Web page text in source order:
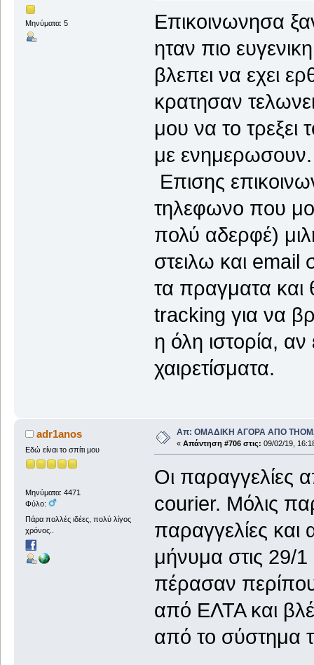
Μηνύματα: 5
Επικοινωνησα
ηταν πιο
βλεπει να εχει
κρατησαν
μου να το τρεξει
με ενημερωσουν.
Επισης
τηλεφωνο που
πολύ αδερφέ)
στειλω και email
τα πραγματα και
tracking για να
η όλη ιστορία,
χαιρετίσματα.
adr1anos
Εδώ είναι το σπίτι μου
Μηνύματα: 4471
Φύλο:
Πάρα πολλές ιδέες, πολύ λίγος
χρόνος..
Απ: ΟΜΑΔΙΚΗ ΑΓΟΡΑ ΑΠΟ
« Απάντηση #706 στις: 09/02/19,
Οι παραγγελίες
courier. Μόλις
παραγγελίες και
μήνυμα στις 29/
πέρασαν
από ΕΛΤΑ και
από το σύστημα